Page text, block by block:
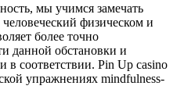
мы учимся замечать
физическом и
более точно
данной обстановки и
в соответствии. Pin Up casino
упражнениях mindfulness-